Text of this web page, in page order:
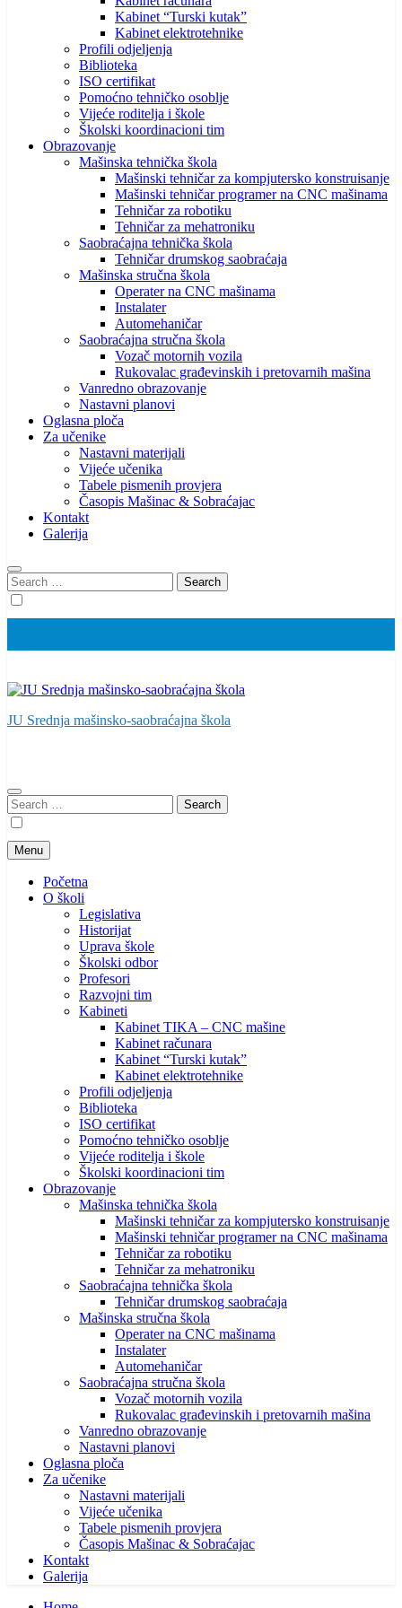
Kabinet “Turski kutak”
Kabinet elektrotehnike
Profili odjeljenja
Biblioteka
ISO certifikat
Pomoćno tehničko osoblje
Vijeće roditelja i škole
Školski koordinacioni tim
Obrazovanje
Mašinska tehnička škola
Mašinski tehničar za kompjutersko konstruisanje
Mašinski tehničar programer na CNC mašinama
Tehničar za robotiku
Tehničar za mehatroniku
Saobraćajna tehnička škola
Tehničar drumskog saobraćaja
Mašinska stručna škola
Operater na CNC mašinama
Instalater
Automehaničar
Saobraćajna stručna škola
Vozač motornih vozila
Rukovalac građevinskih i pretovarnih mašina
Vanredno obrazovanje
Nastavni planovi
Oglasna ploča
Za učenike
Nastavni materijali
Vijeće učenika
Tabele pismenih provjera
Časopis Mašinac & Sobraćajac
Kontakt
Galerija
Search
for:
JU Srednja mašinsko-saobraćajna škola
Search
for:
Menu
Početna
O školi
Legislativa
Historijat
Uprava škole
Školski odbor
Profesori
Razvojni tim
Kabineti
Kabinet TIKA – CNC mašine
Kabinet računara
Kabinet “Turski kutak”
Kabinet elektrotehnike
Profili odjeljenja
Biblioteka
ISO certifikat
Pomoćno tehničko osoblje
Vijeće roditelja i škole
Školski koordinacioni tim
Obrazovanje
Mašinska tehnička škola
Mašinski tehničar za kompjutersko konstruisanje
Mašinski tehničar programer na CNC mašinama
Tehničar za robotiku
Tehničar za mehatroniku
Saobraćajna tehnička škola
Tehničar drumskog saobraćaja
Mašinska stručna škola
Operater na CNC mašinama
Instalater
Automehaničar
Saobraćajna stručna škola
Vozač motornih vozila
Rukovalac građevinskih i pretovarnih mašina
Vanredno obrazovanje
Nastavni planovi
Oglasna ploča
Za učenike
Nastavni materijali
Vijeće učenika
Tabele pismenih provjera
Časopis Mašinac & Sobraćajac
Kontakt
Galerija